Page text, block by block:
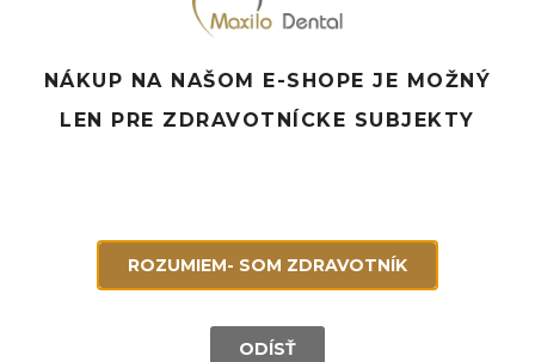
NÁKUP NA NAŠOM E-SHOPE JE MOŽNÝ
LEN PRE ZDRAVOTNÍCKE SUBJEKTY
ROZUMIEM- SOM ZDRAVOTNÍK
ODÍSŤ